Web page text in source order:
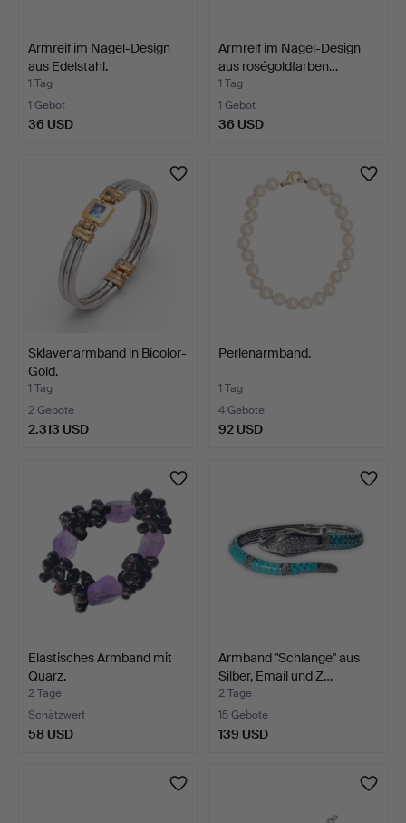
Armreif im Nagel-Design
aus Edelstahl.
1 Tag
1 Gebot
36 USD
Armreif im Nagel-Design
aus roségoldfarben…
1 Tag
1 Gebot
36 USD
Sklavenarmband in Bicolor-
Gold.
1 Tag
2 Gebote
2.313 USD
Perlenarmband.
1 Tag
4 Gebote
92 USD
Elastisches Armband mit
Quarz.
2 Tage
Schätzwert
58 USD
Armband "Schlange" aus
Silber, Email und Z…
2 Tage
15 Gebote
139 USD